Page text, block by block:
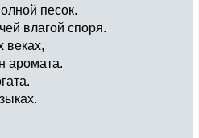
песок.
влагой споря.
веках,
аромата.